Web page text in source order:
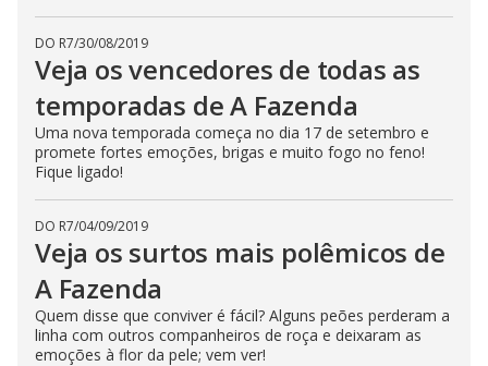
DO R7/30/08/2019
Veja os vencedores de todas as
temporadas de A Fazenda
Uma nova temporada começa no dia 17 de setembro e
promete fortes emoções, brigas e muito fogo no feno!
Fique ligado!
DO R7/04/09/2019
Veja os surtos mais polêmicos de
A Fazenda
Quem disse que conviver é fácil? Alguns peões perderam a
linha com outros companheiros de roça e deixaram as
emoções à flor da pele; vem ver!